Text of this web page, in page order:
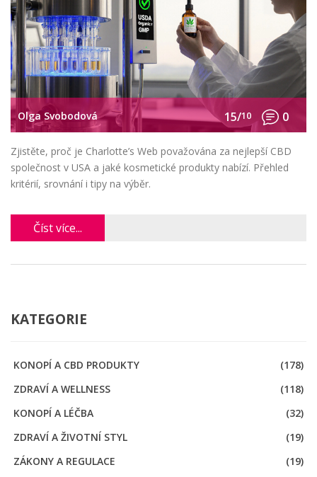
Olga Svobodová 15/10 0
Zjistěte, proč je Charlotte’s Web považována za nejlepší CBD
společnost v USA a jaké kosmetické produkty nabízí. Přehled
kritérií, srovnání i tipy na výběr.
Číst více...
KATEGORIE
KONOPÍ A CBD PRODUKTY
(178)
ZDRAVÍ A WELLNESS
(118)
KONOPÍ A LÉČBA
(32)
ZDRAVÍ A ŽIVOTNÍ STYL
(19)
ZÁKONY A REGULACE
(19)